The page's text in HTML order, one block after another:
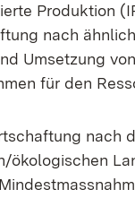
Produktion
nach
Umsetzung von
für den
nach
ökologischen